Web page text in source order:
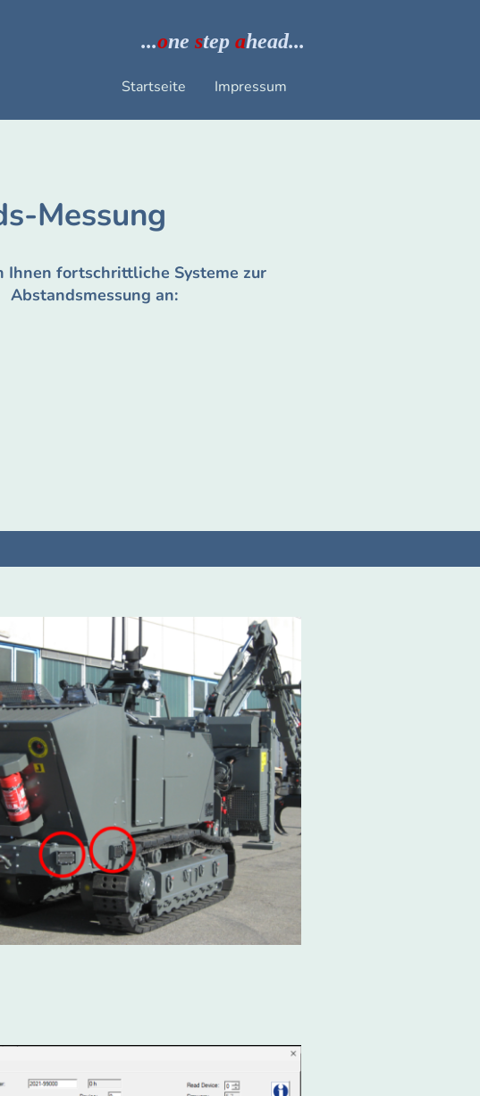
...one step ahead...
Startseite Impressum
Messung
Ihnen fortschrittliche Systeme zur
Abstandsmessung an: